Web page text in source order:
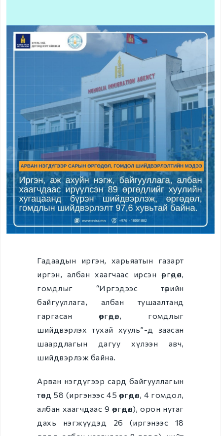
Зохион
байгуулалтын нэгж
Түүхэн товчоо
Визийн зөвшөөрөл
Виз
Виз сунгалт
Оршин суух
зөвшөөрөл
Иргэд харилцан
визгүй зорчих орны
жагсаалт
Хилийн боомт,
Иргэний
харьяалал
Хүүхэд үрчлэлт
Төрийн бус
байгууллаг
а
Иргэний харьяалал
Зөрчил шийдвэрлэх
Зөрчил шийдвэрлэх
Гадаадын иргэн, харьяатын газарт
иргэн, албан хаагчаас ирсэн өргөдөл,
гомдлыг “Иргэдээс төрийн
байгууллага, албан тушаалтанд
гаргасан өргөдөл, гомдлыг
шийдвэрлэх тухай хууль”-д заасан
шаардлагын дагуу хүлээн авч,
шийдвэрлэж байна.
Арван нэгдүгээр сард байгууллагын
төвд 58 (иргэнээс 45 өргөдөл, 4 гомдол,
албан хаагчдаас 9 өргөдөл), орон нутаг
дахь нэгжүүдэд 26 (иргэнээс 18